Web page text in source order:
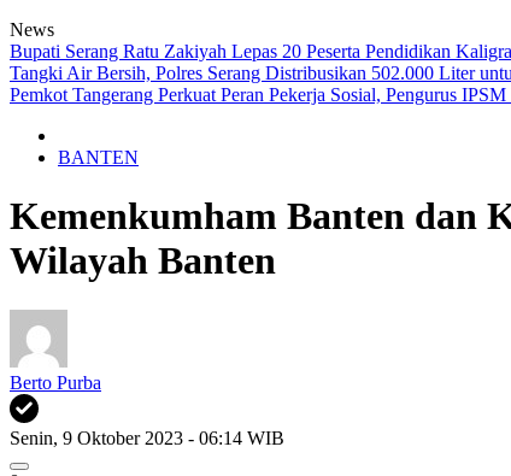
News
Bupati Serang Ratu Zakiyah Lepas 20 Peserta Pendidikan
Tangki Air Bersih, Polres Serang Distribusikan 502.000 Liter
Pemkot Tangerang Perkuat Peran Pekerja Sosial, Pengurus
BANTEN
Kemenkumham Banten dan
Wilayah Banten
Berto Purba
Senin, 9 Oktober 2023 - 06:14 WIB